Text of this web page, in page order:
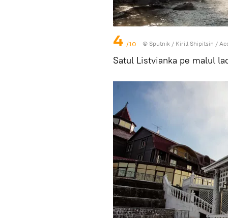
4 /10 © Sputnik / Kirill Shipitsin /
Satul Listvianka pe malul